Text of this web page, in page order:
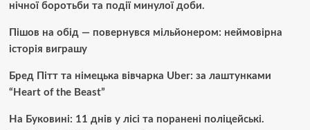
нічної боротьби та події минулої доби.
Пішов на обід — повернувся мільйонером: неймовірна
історія виграшу
Бред Пітт та німецька вівчарка Uber: за лаштунками
“Heart of the Beast”
На Буковині: 11 днів у лісі та поранені поліцейські.